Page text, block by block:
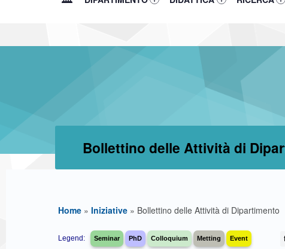
Bollettino delle Attività di
Home » Iniziative » Bollettino delle Attività di Dipartimento
B
Legend: Seminar PhD Colloquium Metting Event